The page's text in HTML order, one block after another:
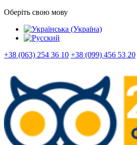
Оберіть свою мову
+38 (063) 254 36 10 +38 (099) 456 53 20